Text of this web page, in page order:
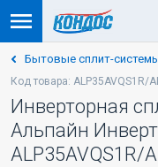
Бытовые сплит-
Код товара: ALP35AVQS1R/
Инверторная
Альпайн
ALP35AVQS1R/